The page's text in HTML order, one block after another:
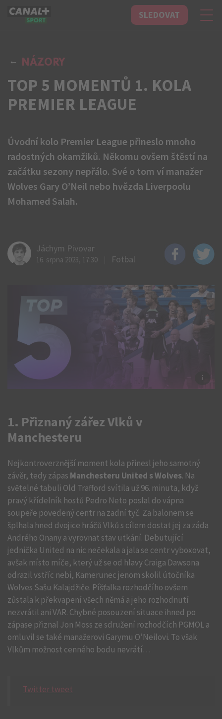
CANAL+ Sport SLEDOVAT
NÁZORY
TOP 5 MOMENTŮ 1. KOLA
PREMIER LEAGUE
Úvodní kolo Premier League přineslo mnoho
radostných okamžiků. Někomu ovšem štěstí na
začátku sezony nepřálo. Své o tom ví manažer
Wolves Gary O’Neil nebo hvězda Liverpoolu
Mohamed Salah.
Jáchym Pivovar
16. srpna 2023, 17:30 Fotbal
1. Přiznaný zářez Vlků v
Manchesteru
Nejkontroverznější moment kola přinesl jeho samotný
závěr, tedy zápas Manchesteru United s Wolves. Na
světelné tabuli Old Trafford svítila už 96. minuta, když
pravý křídelník hostů Pedro Neto poslal do vápna
soupeře povedený centr na zadní tyč. Za balonem se
šplhala hned dvojice hráčů Vlků s cílem dostat jej za záda
Andrého Onany a vyrovnat stav utkání. Debutující
jednička United na nic nečekala a jala se centr vyboxovat,
avšak místo míče, který už se od hlavy Craiga Dawsona
odrazil vstříc nebi, Kamerunec jenom skolil útočníka
Wolves Sašu Kalajdžiče. Píšťalka rozhodčího ovšem
zůstala k překvapení všech němá a jeho rozhodnutí
nezvrátil ani VAR. Chybné posouzení situace ihned po
zápase přiznal Jon Moss ze sdružení rozhodčích PGMOL a
omluvil se také manažerovi Garymu O’Neilovi. To však
Vlkům možnost cenného bodu nevrátí…
Twitter tweet